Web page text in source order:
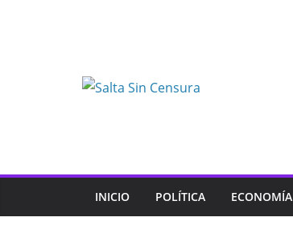
INICIO POLÍTICA ECONOMÍA